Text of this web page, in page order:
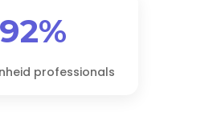
92%
professionals